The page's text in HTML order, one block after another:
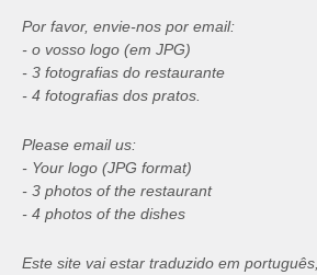
Por favor, envie-nos por email:
- o vosso logo (em JPG)
- 3 fotografias do restaurante
- 4 fotografias dos pratos.
Please email us:
- Your logo (JPG format)
- 3 photos of the restaurant
- 4 photos of the dishes
Este site vai estar traduzido em